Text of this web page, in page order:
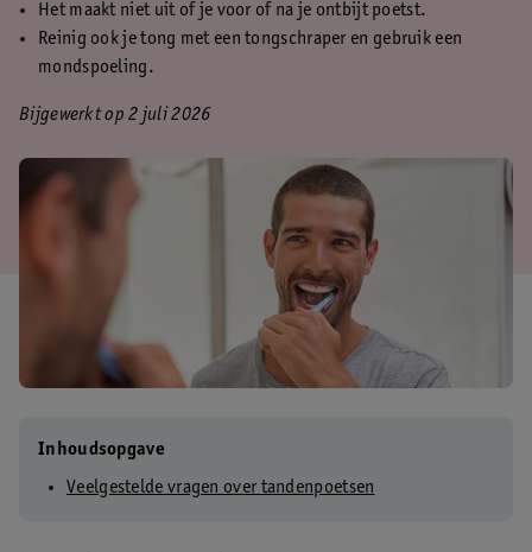
Het maakt niet uit of je voor of na je ontbijt poetst.
Reinig ook je tong met een tongschraper en gebruik een
mondspoeling.
Bijgewerkt op 2 juli 2026
Inhoudsopgave
Veelgestelde vragen over tandenpoetsen